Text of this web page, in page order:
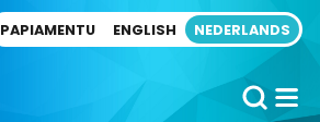
PAPIAMENTU ENGLISH NEDERLANDS